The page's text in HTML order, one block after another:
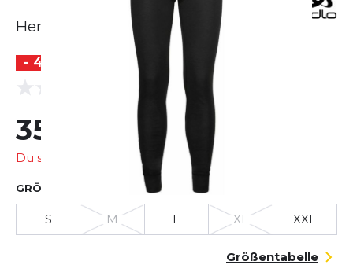
Herren
- 40 %
0.0
(0 Bewertungen)
35,99 € 59,95 €
Du sparst
GRÖSSE AUSWÄHLEN
S M L XL XXL
Größentabelle